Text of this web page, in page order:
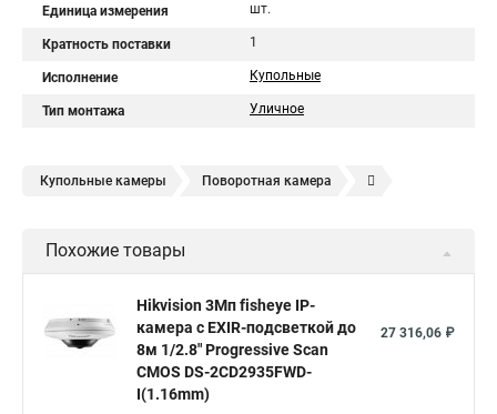
Единица измерения шт.
Кратность поставки 1
Исполнение Купольные
Тип монтажа Уличное
Купольные камеры Поворотная камера
Камера видеонаблюдения hikvision
Hikvision купить Hikvision уличная ip камера
Hikvision poe
Похожие товары
Hikvision 3Мп fisheye IP-
камера c EXIR-подсветкой до
8м 1/2.8" Progressive Scan
CMOS DS-2CD2935FWD-
I(1.16mm)
27 316,06 ₽